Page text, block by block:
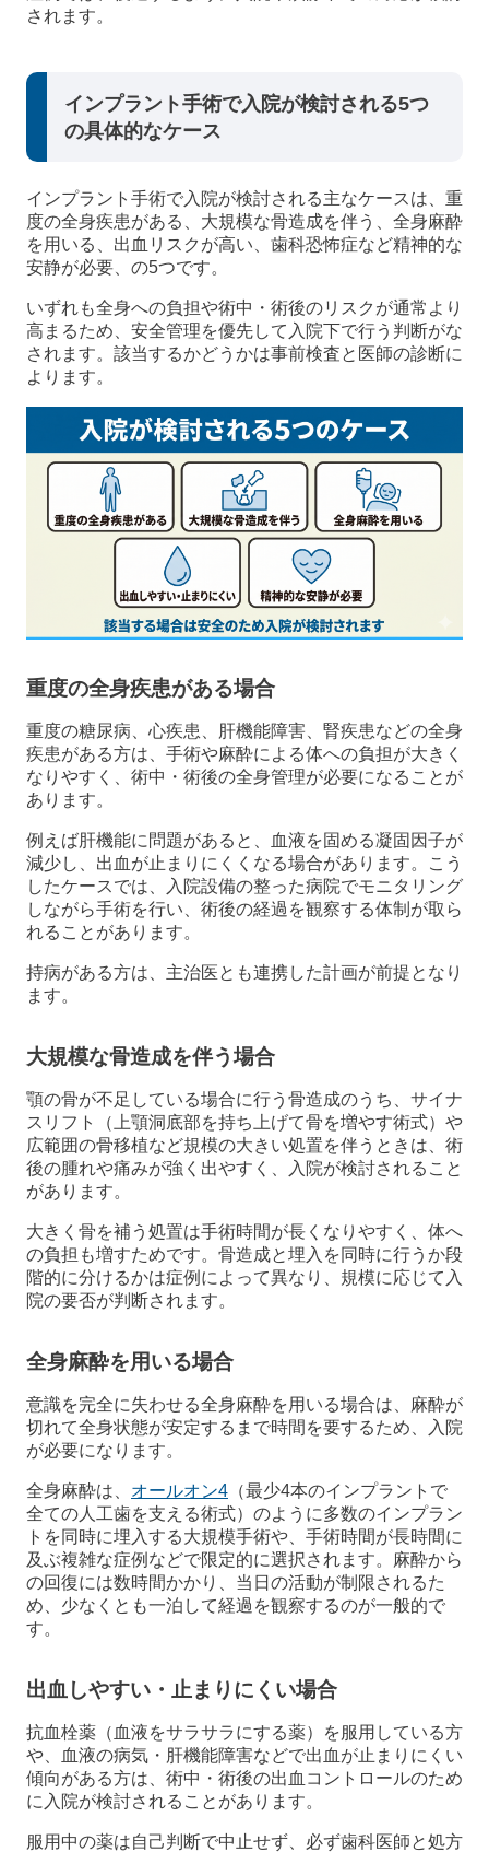
されます。
インプラント手術で入院が検討される5つ
の具体的なケース
インプラント手術で入院が検討される主なケースは、重
度の全身疾患がある、大規模な骨造成を伴う、全身麻酔
を用いる、出血リスクが高い、歯科恐怖症など精神的な
安静が必要、の5つです。
いずれも全身への負担や術中・術後のリスクが通常より
高まるため、安全管理を優先して入院下で行う判断がな
されます。該当するかどうかは事前検査と医師の診断に
よります。
重度の全身疾患がある場合
重度の糖尿病、心疾患、肝機能障害、腎疾患などの全身
疾患がある方は、手術や麻酔による体への負担が大きく
なりやすく、術中・術後の全身管理が必要になることが
あります。
例えば肝機能に問題があると、血液を固める凝固因子が
減少し、出血が止まりにくくなる場合があります。こう
したケースでは、入院設備の整った病院でモニタリング
しながら手術を行い、術後の経過を観察する体制が取ら
れることがあります。
持病がある方は、主治医とも連携した計画が前提となり
ます。
大規模な骨造成を伴う場合
顎の骨が不足している場合に行う骨造成のうち、サイナ
スリフト（上顎洞底部を持ち上げて骨を増やす術式）や
広範囲の骨移植など規模の大きい処置を伴うときは、術
後の腫れや痛みが強く出やすく、入院が検討されること
があります。
大きく骨を補う処置は手術時間が長くなりやすく、体へ
の負担も増すためです。骨造成と埋入を同時に行うか段
階的に分けるかは症例によって異なり、規模に応じて入
院の要否が判断されます。
全身麻酔を用いる場合
意識を完全に失わせる全身麻酔を用いる場合は、麻酔が
切れて全身状態が安定するまで時間を要するため、入院
が必要になります。
全身麻酔は、 オールオン4 （最少4本のインプラントで
全ての人工歯を支える術式）のように多数のインプラン
トを同時に埋入する大規模手術や、手術時間が長時間に
及ぶ複雑な症例などで限定的に選択されます。麻酔から
の回復には数時間かかり、当日の活動が制限されるた
め、少なくとも一泊して経過を観察するのが一般的で
す。
出血しやすい・止まりにくい場合
抗血栓薬（血液をサラサラにする薬）を服用している方
や、血液の病気・肝機能障害などで出血が止まりにくい
傾向がある方は、術中・術後の出血コントロールのため
に入院が検討されることがあります。
服用中の薬は自己判断で中止せず、必ず歯科医師と処方